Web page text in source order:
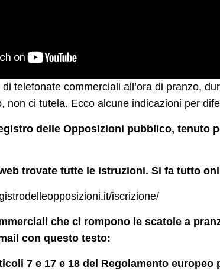
telefonate commerciali all’ora di pranzo,
non ci tutela. Ecco alcune indicazioni per
delle Opposizioni pubblico, tenuto
trovate tutte le istruzioni. Si fa tutto
iscrizione/
che ci rompono le scatole a
con questo testo:
7 e 17 e 18 del Regolamento